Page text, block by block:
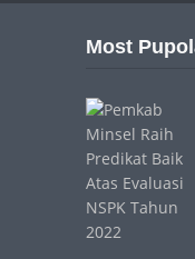
Most